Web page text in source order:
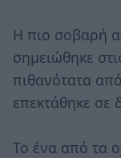
Η πιο σοβαρή
σημειώθηκε
πιθανότατα
επεκτάθηκε σε
Το ένα από τα